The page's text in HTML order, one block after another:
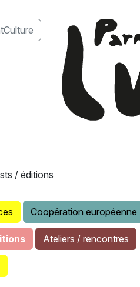
/ éditions
Coopération européenne
Ateliers / rencontres